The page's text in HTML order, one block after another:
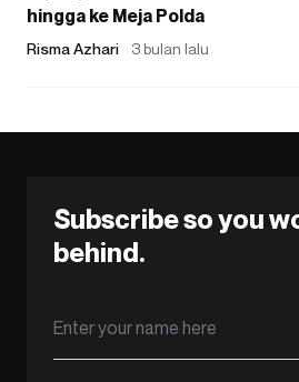
hingga ke Meja Polda
Risma Azhari 3 bulan lalu
Subscribe so you
behind.